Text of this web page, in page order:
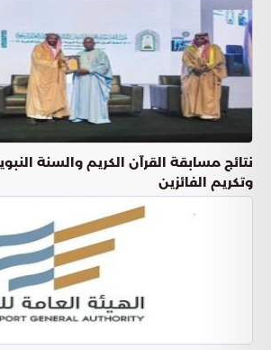
نتائج مسابقة القرآن الكريم والسنة
وتكريم الفائزين